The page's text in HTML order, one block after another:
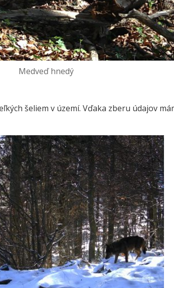
Medveď hnedý
šeliem v území. Vďaka zberu údajov